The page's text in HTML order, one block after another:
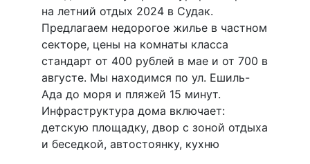
на летний отдых 2024 в Судак.
Предлагаем недорогое жилье в частном
секторе, цены на комнаты класса
стандарт от 400 рублей в мае и от 700 в
августе. Мы находимся по ул. Ешиль-
Ада до моря и пляжей 15 минут.
Инфраструктура дома включает:
детскую площадку, двор с зоной отдыха
и беседкой, автостоянку, кухню